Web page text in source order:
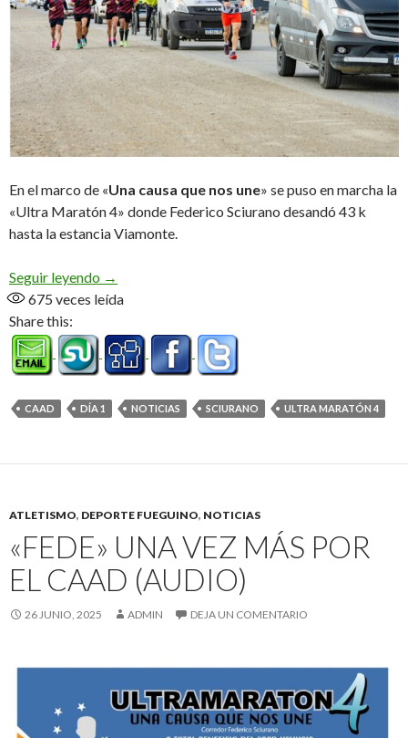
En el marco de «Una causa que nos une» se puso en marcha la
«Ultra Maratón 4» donde Federico Sciurano desandó 43 k
hasta la estancia Viamonte.
Seguir leyendo «Fede» ya corre por el CAAD
→
675 veces leída
Share this:
CAAD DÍA 1 NOTICIAS SCIURANO ULTRA MARATÓN 4
ATLETISMO, DEPORTE FUEGUINO, NOTICIAS
«FEDE» UNA VEZ MÁS POR
EL CAAD (AUDIO)
26 JUNIO, 2025 ADMIN DEJA UN COMENTARIO